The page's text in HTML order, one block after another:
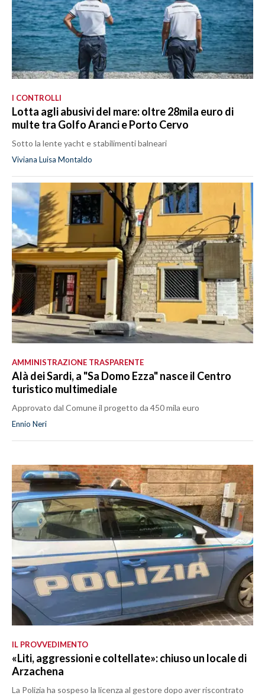
I CONTROLLI
Lotta agli abusivi del mare: oltre 28mila euro di
multe tra Golfo Aranci e Porto Cervo
Sotto la lente yacht e stabilimenti balneari
Viviana Luisa Montaldo
AMMINISTRAZIONE TRASPARENTE
Alà dei Sardi, a "Sa Domo Ezza" nasce il Centro
turistico multimediale
Approvato dal Comune il progetto da 450 mila euro
Ennio Neri
IL PROVVEDIMENTO
«Liti, aggressioni e coltellate»: chiuso un locale di
Arzachena
La Polizia ha sospeso la licenza al gestore dopo aver riscontrato